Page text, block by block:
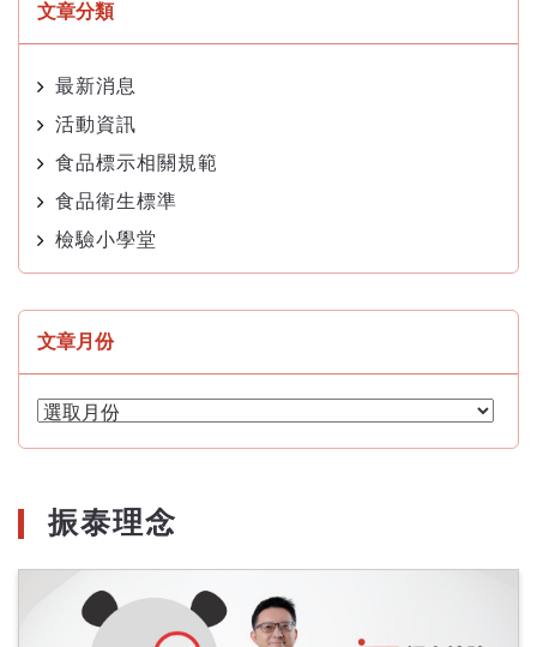
文章分類
最新消息
活動資訊
食品標示相關規範
食品衛生標準
檢驗小學堂
文章月份
文
振泰理念